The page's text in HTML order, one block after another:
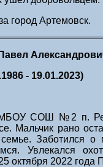
город Артемовск.
- 19.01.2023)
СОШ №2 п.
Мальчик рано
Заботился о
Увлекался
октября 2022